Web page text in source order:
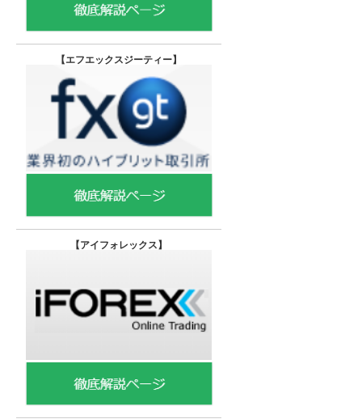
【エフエックスジーティー】
【アイフォレックス】